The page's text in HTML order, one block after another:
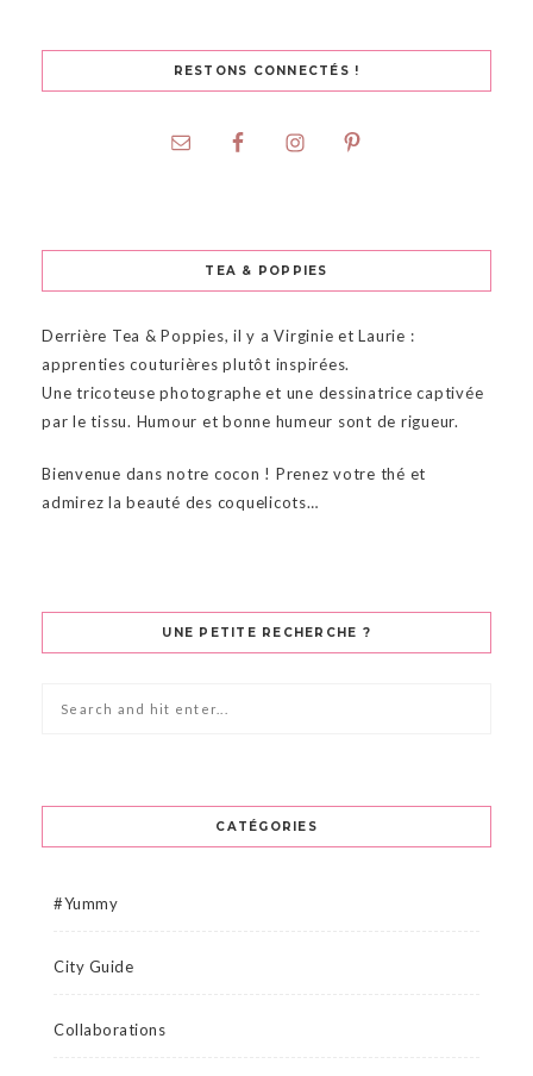
RESTONS CONNECTÉS !
TEA & POPPIES
Derrière Tea & Poppies, il y a Virginie et Laurie :
apprenties couturières plutôt inspirées.
Une tricoteuse photographe et une dessinatrice captivée
par le tissu. Humour et bonne humeur sont de rigueur.
Bienvenue dans notre cocon ! Prenez votre thé et
admirez la beauté des coquelicots…
UNE PETITE RECHERCHE ?
CATÉGORIES
#Yummy
City Guide
Collaborations